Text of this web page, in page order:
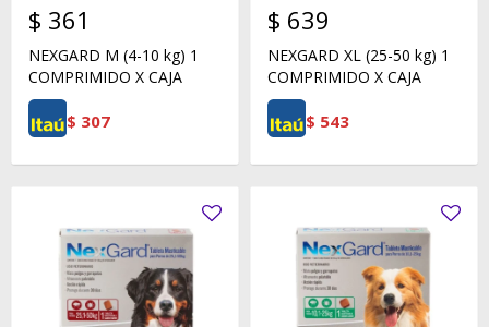
$ 361
NEXGARD M (4-10 kg) 1
COMPRIMIDO X CAJA
$ 307
$ 639
NEXGARD XL (25-50 kg) 1
COMPRIMIDO X CAJA
$ 543